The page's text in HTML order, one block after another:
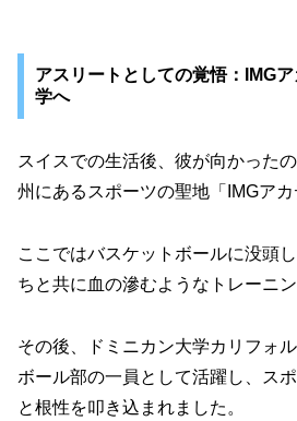
アスリートとしての覚悟：IMG
学へ
スイスでの生活後、彼が向かった
州にあるスポーツの聖地「IMGアカ
ここではバスケットボールに没頭
ちと共に血の滲むようなトレーニ
その後、ドミニカン大学カリフォ
ボール部の一員として活躍し、ス
と根性を叩き込まれました。